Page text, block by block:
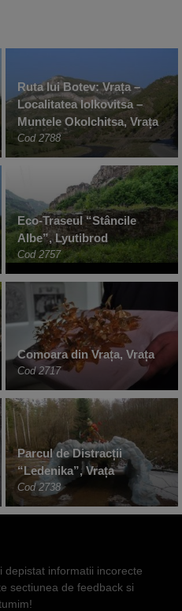
Ruta lui Botev: Vrața –
Localitatea Iolkovitsa –
Muntele Okolchitsa, Vrața
Cod 2788
Eco-Traseul “Stâncile
Albe”, Lyutibrod
Cod 2757
Comoara din Vrața, Vrața
Cod 2717
Parcul de Distracții
“Ledenika”, Vrața
Cod 2738
depistat informatii incorecte
sectiunea de feedback si